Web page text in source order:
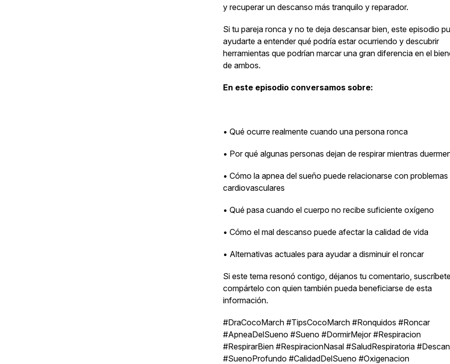
y recuperar un descanso más tranquilo y reparador.
Si tu pareja ronca y no te deja descansar bien, este episodio
ayudarte a entender qué podría estar ocurriendo y descubrir
herramientas que podrían marcar una gran diferencia en el
de ambos.
En este episodio conversamos sobre:
• Qué ocurre realmente cuando una persona ronca
• Por qué algunas personas dejan de respirar mientras
• Cómo la apnea del sueño puede relacionarse con problemas
cardiovasculares
• Qué pasa cuando el cuerpo no recibe suficiente oxígeno
• Cómo el mal descanso puede afectar la calidad de vida
• Alternativas actuales para ayudar a disminuir el roncar
Si este tema resonó contigo, déjanos tu comentario,
compártelo con quien también pueda beneficiarse de esta
información.
#DraCocoMarch #TipsCocoMarch #Ronquidos #Roncar
#ApneaDelSueno #Sueno #DormirMejor #Respiracion
#RespirarBien #RespiracionNasal #SaludRespiratoria
#SuenoProfundo #CalidadDelSueno #Oxigenacion